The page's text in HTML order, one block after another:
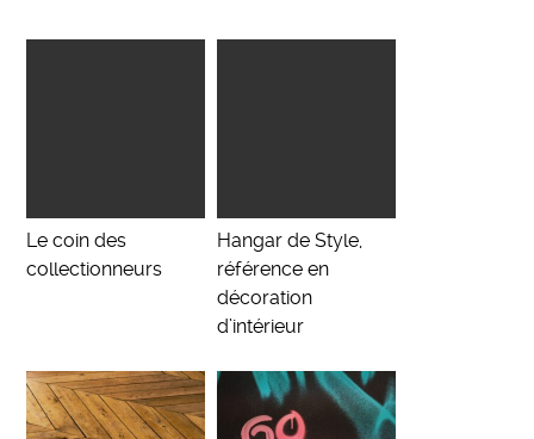
Le coin des
collectionneurs
Hangar de Style,
référence en
décoration
d’intérieur